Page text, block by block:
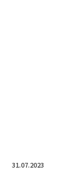
31.07.2023